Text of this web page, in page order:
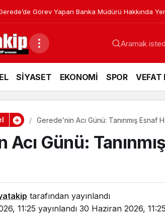
Görev Yapan Banka Müdürü Hakkında
SİYASET EKONOMİ SPOR VEFAT
Gerede’nin Acı Günü: Tanınmış Esnaf
Acı Günü:
tarafından yayınlandı
11:25 yayınlandı 30 Haziran 2026, 11:25